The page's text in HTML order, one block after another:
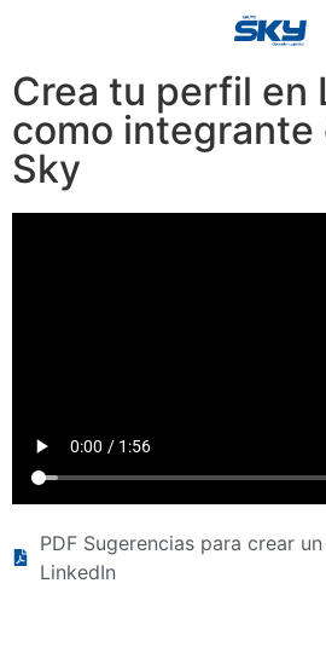
Crea tu perfil en
como integrante
Sky
PDF Sugerencias para crear
LinkedIn